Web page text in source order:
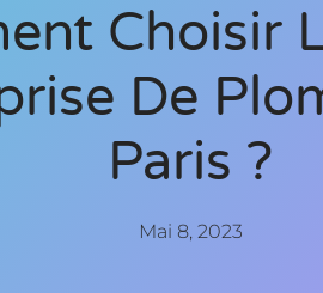
Choisir
De
Paris ?
Mai 8, 2023